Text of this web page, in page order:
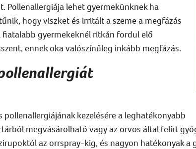
Pollenallergiája lehet gyermekünknek ha
hogy viszket és irritált a szeme a megfázás
gyermekeknél ritkán fordul elő
ennek oka valószínűleg inkább megfázás.
pollenallergiájának kezelésére a leghatékonyabb
megvásárolható vagy az orvos által felírt
az orrspray-kig, és nagyon hatékonyak a